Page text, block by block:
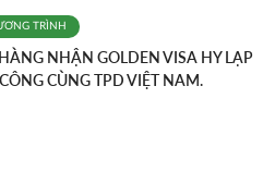
TRÌNH
NHẬN GOLDEN VISA HY LẠP
CÙNG TPD VIỆT NAM.